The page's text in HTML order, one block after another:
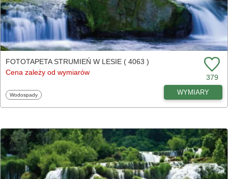
FOTOTAPETA STRUMIEŃ W LESIE ( 4063 )
Cena zależy od wymiarów
379
Fototapety
Wodospady WYMIARY